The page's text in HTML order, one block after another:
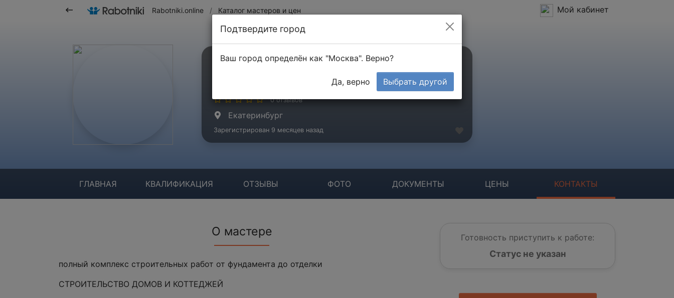
Rabotniki.online / Каталог мастеров и цен Мой кабинет
СК
0 отзывов
Екатеринбург
Зарегистрирован 9 месяцев назад
ГЛАВНАЯ КВАЛИФИКАЦИЯ ОТЗЫВЫ ФОТО ДОКУМЕНТЫ ЦЕНЫ КОНТАКТЫ
О мастере
полный комплекс строительных работ от фундамента до отделки
СТРОИТЕЛЬСТВО ДОМОВ И КОТТЕДЖЕЙ
Готовность приступить к работе:
Статус не указан
Подтвердите город
Ваш город определён как "Москва". Верно?
Да, верно Выбрать другой